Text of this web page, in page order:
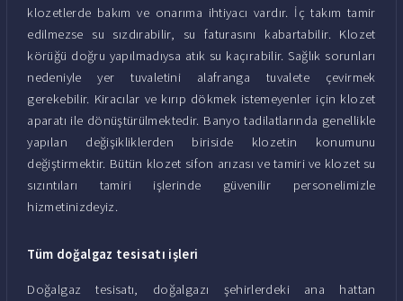
klozetlerde bakım ve onarıma ihtiyacı vardır. İç takım tamir
edilmezse su sızdırabilir, su faturasını kabartabilir. Klozet
körüğü doğru yapılmadıysa atık su kaçırabilir. Sağlık sorunları
nedeniyle yer tuvaletini alafranga tuvalete çevirmek
gerekebilir. Kiracılar ve kırıp dökmek istemeyenler için klozet
aparatı ile dönüştürülmektedir. Banyo tadilatlarında genellikle
yapılan değişikliklerden biriside klozetin konumunu
değiştirmektir. Bütün klozet sifon arızası ve tamiri ve klozet su
sızıntıları tamiri işlerinde güvenilir personelimizle
hizmetinizdeyiz.
Tüm doğalgaz tesisatı işleri
Doğalgaz tesisatı, doğalgazı şehirlerdeki ana hattan